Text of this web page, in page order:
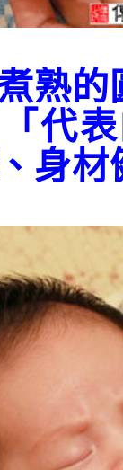
熟
代
身材